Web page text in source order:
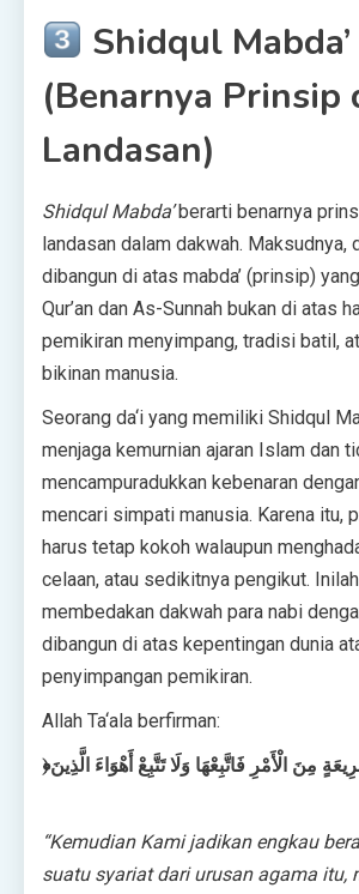
Shidqul Mabda’
(Benarnya Prinsip
Landasan)
Shidqul Mabda’berarti benarnya
landasan dalam dakwah. Maksudnya,
dibangun di atas mabda’ (prinsip)
Qur’an dan As-Sunnah bukan di atas
pemikiran menyimpang, tradisi batil,
bikinan manusia.
Seorang da‘i yang memiliki Shidqul
menjaga kemurnian ajaran Islam dan
mencampuradukkan kebenaran
mencari simpati manusia. Karena itu,
harus tetap kokoh walaupun
celaan, atau sedikitnya pengikut.
membedakan dakwah para nabi
dibangun di atas kepentingan dunia
penyimpangan pemikiran.
Allah Ta‘ala berfirman:
﴿ثُمَّ جَعَلْنَاكَ عَلَىٰ شَرِيعَةٍ مِنَ الْأَمْرِ فَاتَّبِعْهَا وَلَا تَتَّبِعْ أَهْوَاءَ الَّذِينَ
“Kemudian Kami jadikan engkau
suatu syariat dari urusan agama itu,